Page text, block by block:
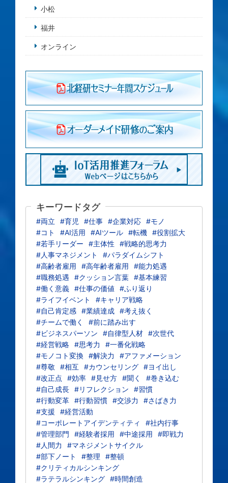
小松
福井
オンライン
キーワードタグ
#両立 #育児 #仕事 #企業対応 #モノ
#コト
#AI活用 #AIツール #転機 #役割拡大
#若手リーダー
#主体性
#戦略的思考力
#人事マネジメント
#パラダイムシフト
#高齢者雇用
#高年齢者雇用
#能力処遇
#職務処遇
#クッション言葉 #基本練習
#働く意義 #仕事の価値
#ふり返り
#ライフイベント
#キャリア戦略
#自己肯定感 #業績達成 #考え抜く
#チームで働く
#前に踏み出す
#ビジネスパーソン
#自律型人材 #次世代
#経営戦略 #思考力
#一番化戦略
#モノコト変換 #解決力
#アファメーション
#尊敬
#相互 #カウンセリング #ヨイ出し
#改正点
#効率 #見せ方 #聞く
#巻き込む
#自己成長 #リフレクション
#習慣
#行動変革 #行動習慣 #交渉力
#さばき力
#支援
#経営活動
#コーポレートアイデンティティ
#社内行事
#管理部門
#経験者採用 #中途採用
#即戦力
#人間力
#マネジメントサイクル
#部下ノート
#整理
#整頓
#クリティカルシンキング
#ラテラルシンキング #時間創造